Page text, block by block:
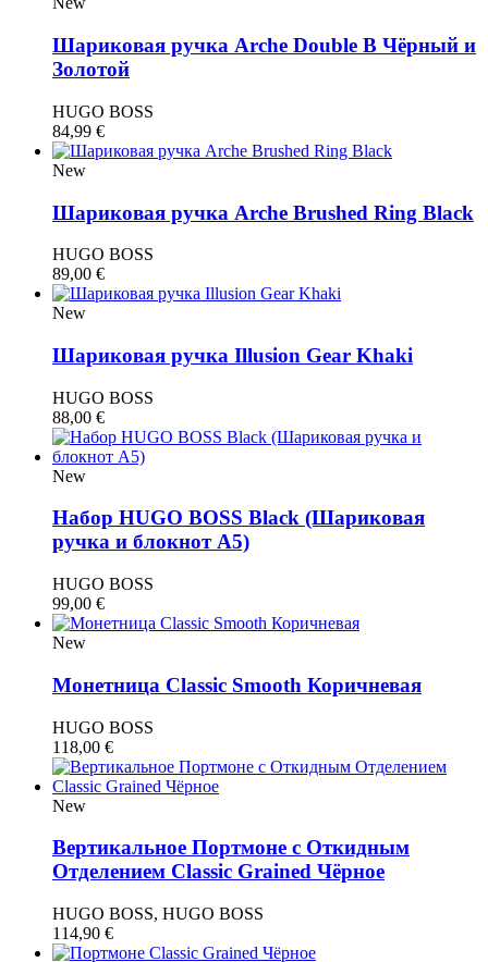
Шариковая ручка Arche Double B Чёрный и
Золотой
HUGO BOSS
84,99 €
New
Шариковая ручка Arche Brushed Ring Black
HUGO BOSS
89,00 €
New
Шариковая ручка Illusion Gear Khaki
HUGO BOSS
88,00 €
New
Набор HUGO BOSS Black (Шариковая
ручка и блокнот A5)
HUGO BOSS
99,00 €
New
Монетница Classic Smooth Коричневая
HUGO BOSS
118,00 €
New
Вертикальное Портмоне с Откидным
Отделением Classic Grained Чёрное
HUGO BOSS, HUGO BOSS
114,90 €